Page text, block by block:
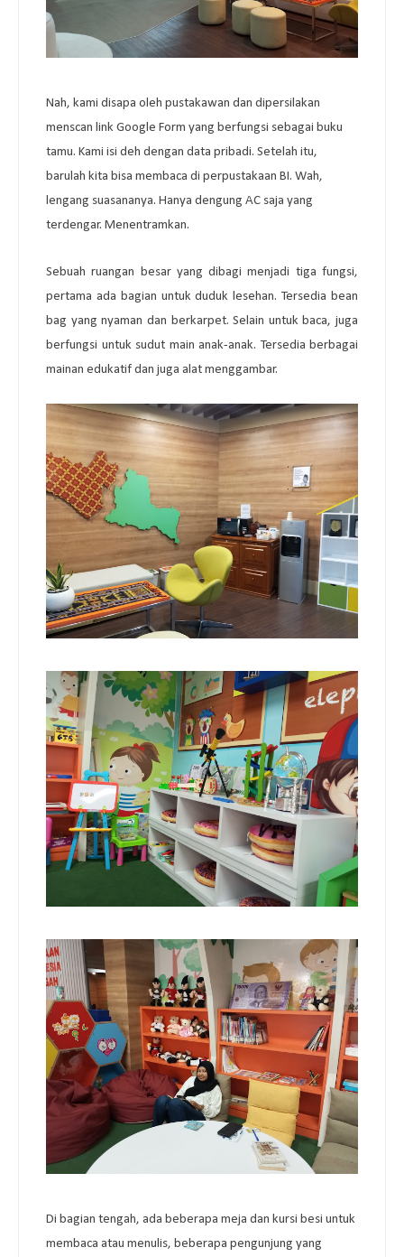
Nah, kami disapa oleh pustakawan dan dipersilakan
menscan link Google Form yang berfungsi sebagai buku
tamu. Kami isi deh dengan data pribadi. Setelah itu,
barulah kita bisa membaca di perpustakaan BI. Wah,
lengang suasananya. Hanya dengung AC saja yang
terdengar. Menentramkan.
Sebuah ruangan besar yang dibagi menjadi tiga fungsi,
pertama ada bagian untuk duduk lesehan. Tersedia bean
bag yang nyaman dan berkarpet. Selain untuk baca, juga
berfungsi untuk sudut main anak-anak. Tersedia berbagai
mainan edukatif dan juga alat menggambar.
Di bagian tengah, ada beberapa meja dan kursi besi untuk
membaca atau menulis, beberapa pengunjung yang